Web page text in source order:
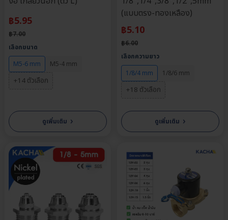
฿5.95
฿7.00
เลือกขนาด
M5-6 mm
M5-4 mm
+14 ตัวเลือก
ดูเพิ่มเติม ›
(แบบตรง-ทองเหลือง)
฿5.10
฿6.00
เลือกความยาว
1/8/4 mm
1/8/6 mm
+18 ตัวเลือก
ดูเพิ่มเติม ›